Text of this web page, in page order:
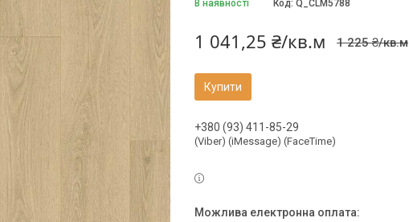
В наявності Код: Q_CLM5788
1 225 ₴/кв.м
1 041,25 ₴/кв.м
Купити
+380 (93) 411-85-29
(Viber) (iMessage) (FaceTime)